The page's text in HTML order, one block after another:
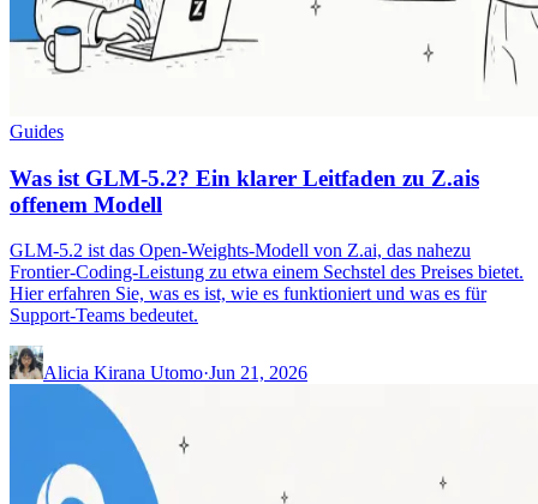
Guides
Was ist GLM-5.2? Ein klarer Leitfaden zu Z.ais
offenem Modell
GLM-5.2 ist das Open-Weights-Modell von Z.ai, das nahezu
Frontier-Coding-Leistung zu etwa einem Sechstel des Preises bietet.
Hier erfahren Sie, was es ist, wie es funktioniert und was es für
Support-Teams bedeutet.
Alicia Kirana Utomo·Jun 21, 2026